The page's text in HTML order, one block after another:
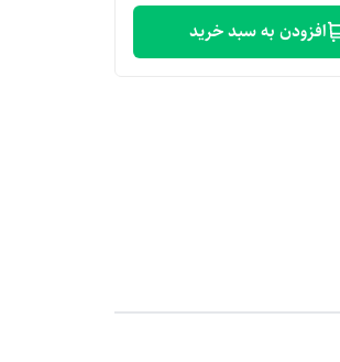
افزودن به سبد خرید